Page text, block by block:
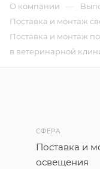
О компании —
Поставка и монтаж
Поставка и монтаж
в ветеринарной
СФЕРА
Поставка и
освещения